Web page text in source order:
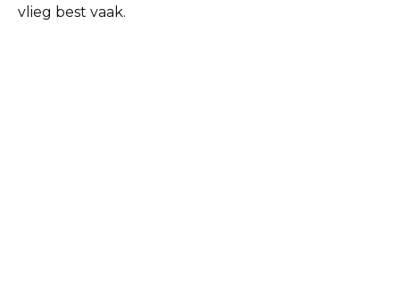
vlieg best vaak.